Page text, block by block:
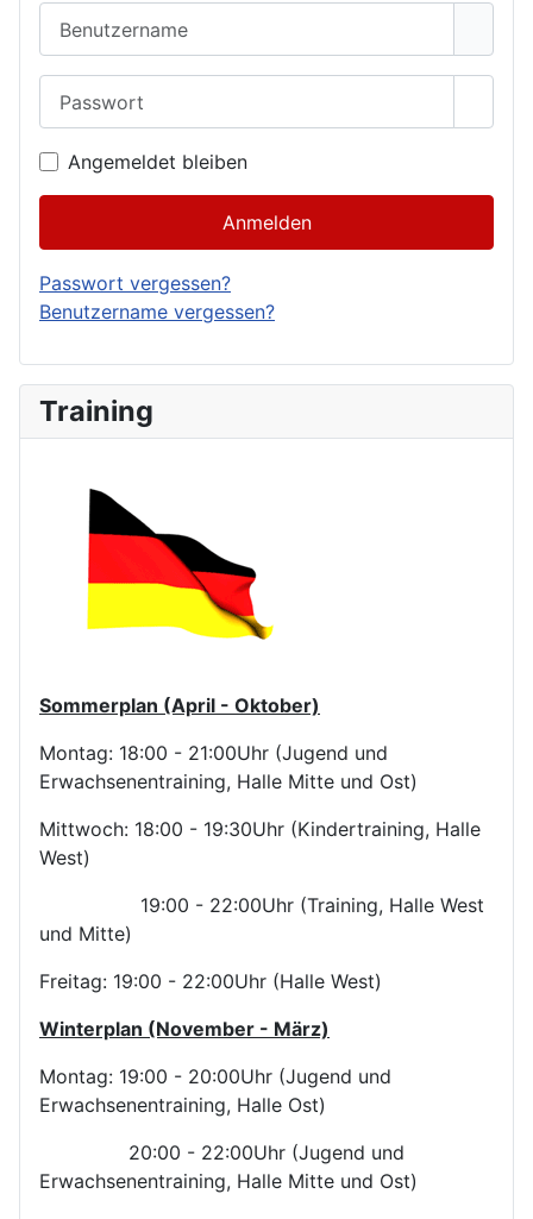
Angemeldet bleiben
Anmelden
Passwort vergessen?
Benutzername vergessen?
Training
Sommerplan (April - Oktober)
Montag: 18:00 - 21:00Uhr (Jugend und
Erwachsenentraining, Halle Mitte und Ost)
Mittwoch: 18:00 - 19:30Uhr (Kindertraining, Halle
West)
19:00 - 22:00Uhr (Training, Halle West
und Mitte)
Freitag: 19:00 - 22:00Uhr (Halle West)
Winterplan (November - März)
Montag: 19:00 - 20:00Uhr (Jugend und
Erwachsenentraining, Halle Ost)
20:00 - 22:00Uhr (Jugend und
Erwachsenentraining, Halle Mitte und Ost)